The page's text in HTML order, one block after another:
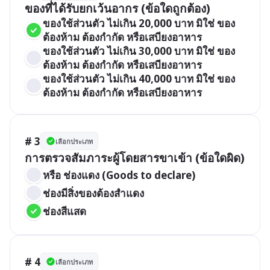
ของที่ได้รับยกเว้นอากร (ข้อใดถูกต้อง)
ของใช้ส่วนตัว ไม่เกิน 20,000 บาท มิใช่ ของ
ต้องห้าม ต้องกำกัด หรือเสบียงอาหาร
ของใช้ส่วนตัว ไม่เกิน 30,000 บาท มิใช่ ของ
ต้องห้าม ต้องกำกัด หรือเสบียงอาหาร
ของใช้ส่วนตัว ไม่เกิน 40,000 บาท มิใช่ ของ
ต้องห้าม ต้องกำกัด หรือเสบียงอาหาร
# 3 เลือกประเภท
การตรวจสัมภาระผู้โดยสารขาเข้า (ข้อใดผิด)
หรือ ช่องแดง (Goods to declare)
ช่องมีสิ่งของต้องสำแดง
ช่องสีแสด
# 4 เลือกประเภท